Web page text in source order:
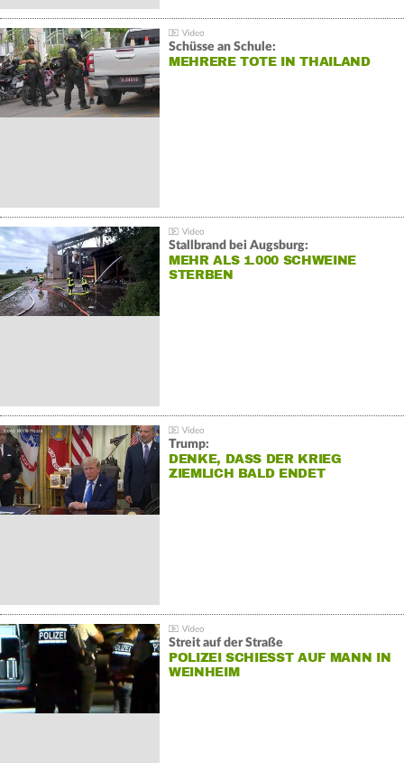
Schüsse an Schule:
MEHRERE TOTE IN THAILAND
Stallbrand bei Augsburg:
MEHR ALS 1.000 SCHWEINE
STERBEN
Trump:
DENKE, DASS DER KRIEG
ZIEMLICH BALD ENDET
Streit auf der Straße
POLIZEI SCHIESST AUF MANN IN W
EINHEIM